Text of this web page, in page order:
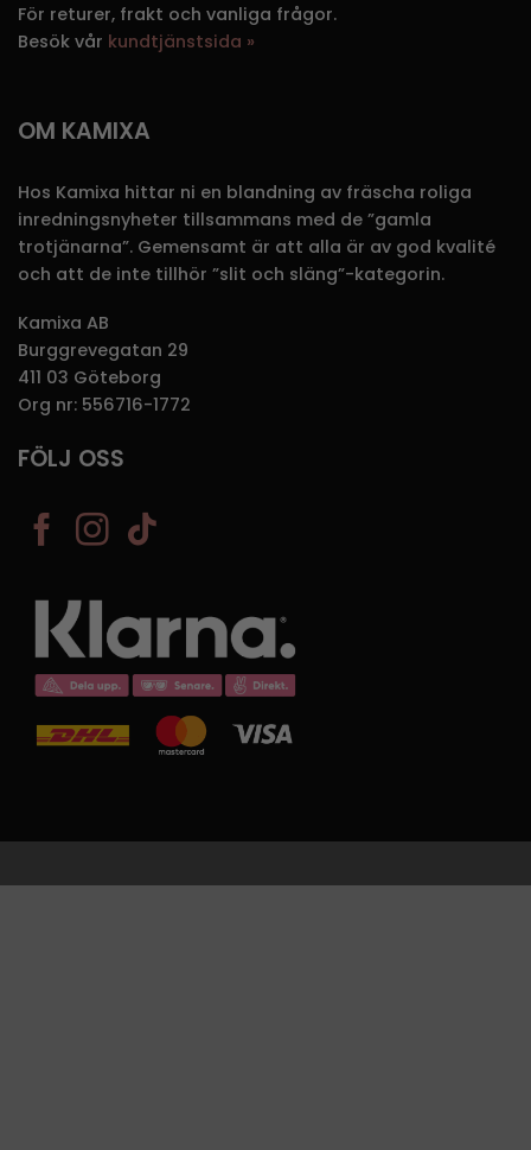
För returer, frakt och vanliga frågor.
Besök vår kundtjänstsida »
OM KAMIXA
Hos Kamixa hittar ni en blandning av fräscha roliga
inredningsnyheter tillsammans med de ”gamla
trotjänarna”. Gemensamt är att alla är av god kvalité
och att de inte tillhör ”slit och släng”-kategorin.
Kamixa AB
Burggrevegatan 29
411 03 Göteborg
Org nr: 556716-1772
FÖLJ OSS